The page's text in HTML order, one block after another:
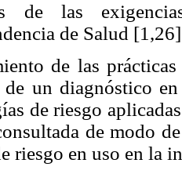
de las
de Salud
de las
un diagnóstico en
de riesgo
de modo
riesgo en uso en la